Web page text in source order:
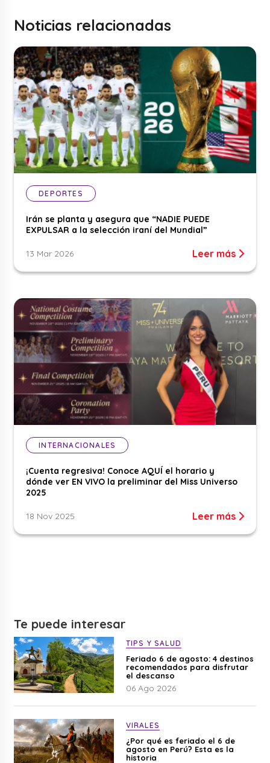
Noticias relacionadas
DEPORTES
Irán se planta y asegura que “NADIE PUEDE
EXPULSAR a la selección iraní del Mundial”
13 Mar 2026 Leer más
INTERNACIONALES
¡Cuenta regresiva! Conoce AQUÍ el horario y
dónde ver EN VIVO la preliminar del Miss Universo
2025
18 Nov 2025 Leer más
Te puede interesar
TIPS Y SALUD
Feriado 6 de agosto: 4 destinos
recomendados para disfrutar
el descanso
06 Ago 2026
VIRALES
¿Por qué es feriado el 6 de
agosto en Perú? Esta es la
historia